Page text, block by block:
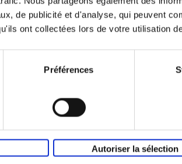
de publicité et d'analyse, qui peuvent
ont collectées lors de votre utilisation
Préférences
Autoriser la sélection
Digital
completely
Does Your